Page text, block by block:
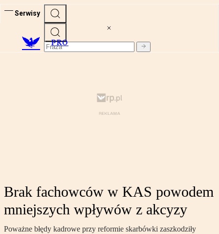
Serwisy
PRO
Brak fachowców w KAS powodem
mniejszych wpływów z akcyzy
Poważne błędy kadrowe przy reformie skarbówki zaszkodziły